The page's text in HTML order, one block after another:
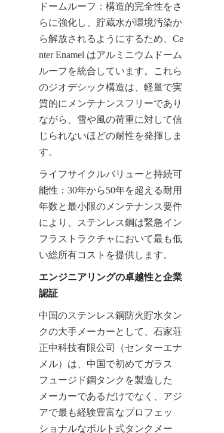
ドームルーフ：構造的完全性をさ
らに強化し、貯蔵水が環境汚染か
ら解放されるようにするため、Ce
nter Enamel はアルミニウムドーム
ルーフを統合しています。これら
のジオデシック構造は、軽量で実
質的にメンテナンスフリーであり
ながら、雪や風の荷重に対して信
じられないほどの耐性を発揮しま
す。
ライフサイクルバリューと持続可
能性：30年から50年を超える耐用
年数と最小限のメンテナンス要件
により、ステンレス鋼は緊急イン
フラストラクチャにおいて最も低
い総所有コストを提供します。
エンジニアリングの卓越性と企業
認証
中国のステンレス鋼防火貯水タン
クの大手メーカーとして、石家荘
正中科技有限公司（センターエナ
メル）は、中国で初めてガラス
フュージド鋼タンクを製造した
メーカーであるだけでなく、アジ
アで最も経験豊富なプロフェッ
ショナルなボルト式タンクメー